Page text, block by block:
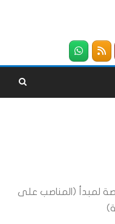
لمبدأ (المناصب على